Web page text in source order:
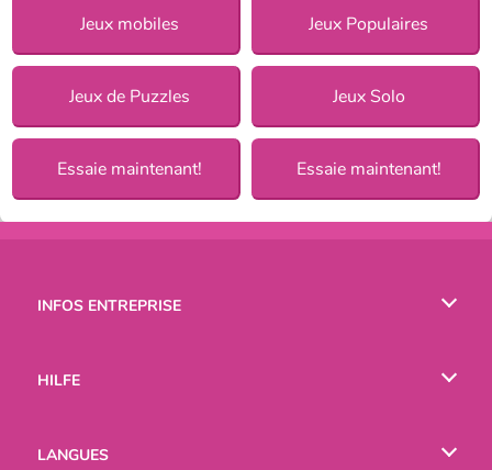
Jeux mobiles Jeux Populaires
Jeux de Puzzles Jeux Solo
Essaie maintenant! Essaie maintenant!
INFOS ENTREPRISE
HILFE
LANGUES